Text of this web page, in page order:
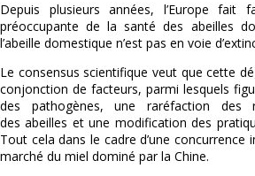
Depuis plusieurs années, l’Europe fait
préoccupante de la santé des abeilles
l’abeille domestique n’est pas en voie
Le consensus scientifique veut que cette
conjonction de facteurs, parmi lesquels
des pathogènes, une raréfaction des
des abeilles et une modification des
Tout cela dans le cadre d’une
marché du miel dominé par la Chine.